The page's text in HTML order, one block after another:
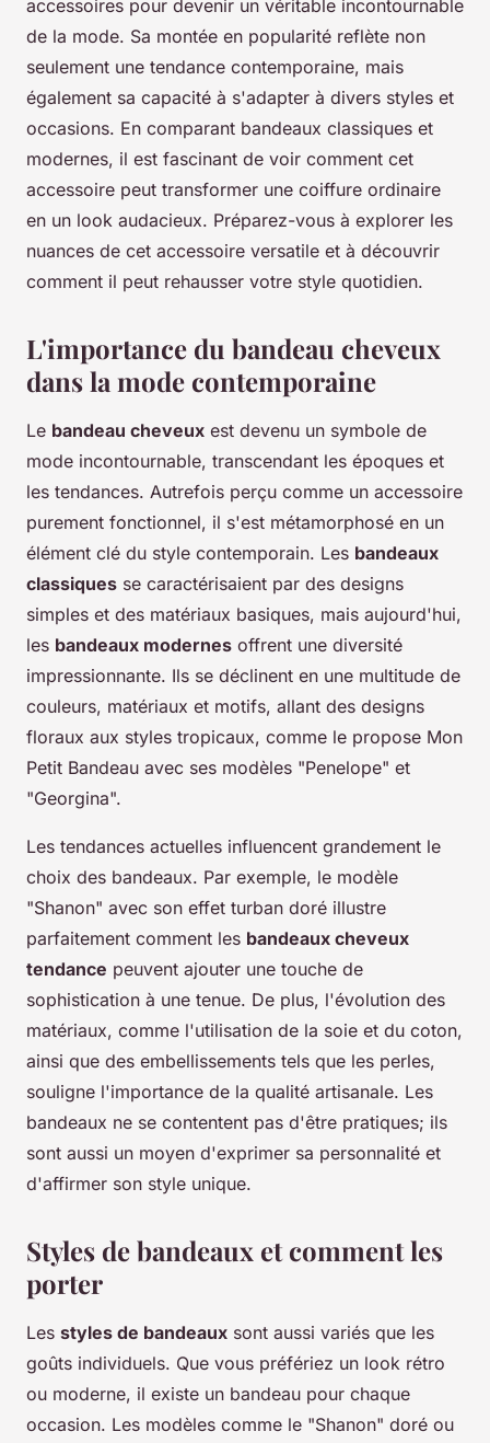
accessoires pour devenir un véritable incontournable
de la mode. Sa montée en popularité reflète non
seulement une tendance contemporaine, mais
également sa capacité à s'adapter à divers styles et
occasions. En comparant bandeaux classiques et
modernes, il est fascinant de voir comment cet
accessoire peut transformer une coiffure ordinaire
en un look audacieux. Préparez-vous à explorer les
nuances de cet accessoire versatile et à découvrir
comment il peut rehausser votre style quotidien.
L'importance du bandeau cheveux
dans la mode contemporaine
Le bandeau cheveux est devenu un symbole de
mode incontournable, transcendant les époques et
les tendances. Autrefois perçu comme un accessoire
purement fonctionnel, il s'est métamorphosé en un
élément clé du style contemporain. Les bandeaux
classiques se caractérisaient par des designs
simples et des matériaux basiques, mais aujourd'hui,
les bandeaux modernes offrent une diversité
impressionnante. Ils se déclinent en une multitude de
couleurs, matériaux et motifs, allant des designs
floraux aux styles tropicaux, comme le propose Mon
Petit Bandeau avec ses modèles "Penelope" et
"Georgina".
Les tendances actuelles influencent grandement le
choix des bandeaux. Par exemple, le modèle
"Shanon" avec son effet turban doré illustre
parfaitement comment les bandeaux cheveux
tendance peuvent ajouter une touche de
sophistication à une tenue. De plus, l'évolution des
matériaux, comme l'utilisation de la soie et du coton,
ainsi que des embellissements tels que les perles,
souligne l'importance de la qualité artisanale. Les
bandeaux ne se contentent pas d'être pratiques; ils
sont aussi un moyen d'exprimer sa personnalité et
d'affirmer son style unique.
Styles de bandeaux et comment les
porter
Les styles de bandeaux sont aussi variés que les
goûts individuels. Que vous préfériez un look rétro
ou moderne, il existe un bandeau pour chaque
occasion. Les modèles comme le "Shanon" doré ou